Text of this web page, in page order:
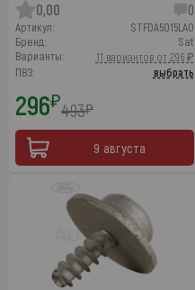
0,00 0
Артикул:
STFDA5015LA0
Бренд:
Sat
Варианты:
11 вариантов от 296 ₽
ПВЗ:
выбрать
296₽493₽
9 августа